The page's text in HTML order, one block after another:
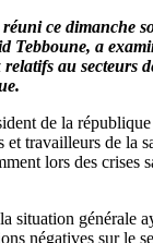
ce dimanche
Tebboune, a
au secteurs
de la
et travailleurs de la
lors des crises
situation générale
négatives sur le